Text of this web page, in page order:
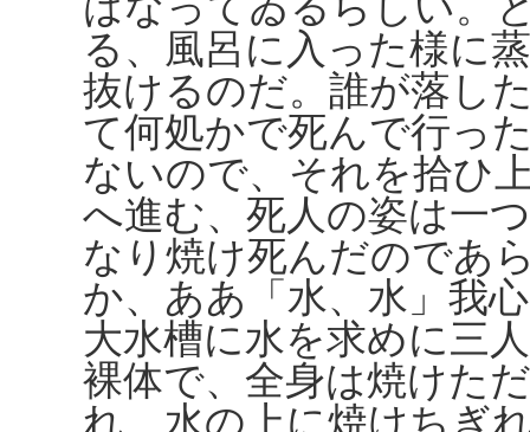
る、風呂に入った様に
抜けるのだ。誰が落し
て何処かで死んで行っ
ないので、それを拾ひ
へ進む、死人の姿は一
なり焼け死んだのであ
か、ああ「水、水」我
大水槽に水を求めに三
裸体で、全身は焼けた
れ、水の上に焼けちぎ